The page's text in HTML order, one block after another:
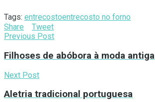
Tags: entrecostoentrecosto no forno
Share
Tweet
Previous Post
Filhoses de abóbora à moda antiga
Next Post
Aletria tradicional portuguesa